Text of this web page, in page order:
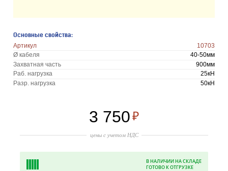
Основные свойства:
Артикул
10703
Ø кабеля
40-50мм
Захватная часть
900мм
Раб. нагрузка
25кН
Разр. нагрузка
50кН
3 750₽
цены с учетом НДС
В НАЛИЧИИ НА СКЛАДЕ
ГОТОВО К ОТГРУЗКЕ